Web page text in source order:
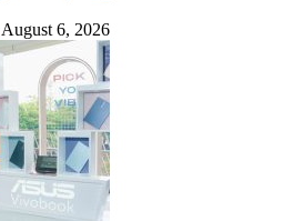
August 6, 2026